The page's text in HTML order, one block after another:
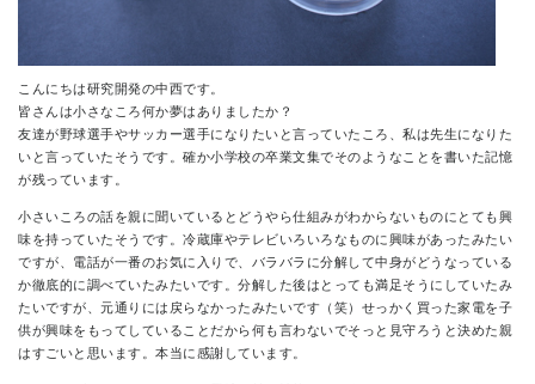
こんにちは研究開発の中西です。
皆さんは小さなころ何か夢はありましたか？
友達が野球選手やサッカー選手になりたいと言っていたころ、私は先生になりた
いと言っていたそうです。確か小学校の卒業文集でそのようなことを書いた記憶
が残っています。
小さいころの話を親に聞いているとどうやら仕組みがわからないものにとても興
味を持っていたそうです。冷蔵庫やテレビいろいろなものに興味があったみたい
ですが、電話が一番のお気に入りで、バラバラに分解して中身がどうなっている
か徹底的に調べていたみたいです。分解した後はとっても満足そうにしていたみ
たいですが、元通りには戻らなかったみたいです（笑）せっかく買った家電を子
供が興味をもってしていることだから何も言わないでそっと見守ろうと決めた親
はすごいと思います。本当に感謝しています。